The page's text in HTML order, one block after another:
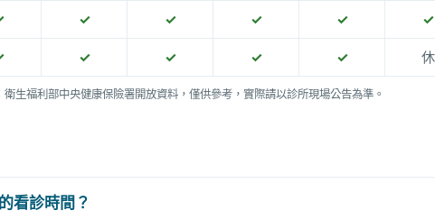
✓ ✓ ✓ ✓ ✓
✓ ✓ ✓ ✓ 休
生福利部中央健康保險署開放資料，僅供參考，實際請以診所現場公告為準。
看診時間？